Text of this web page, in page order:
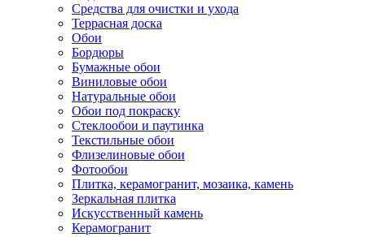
Средства для очистки и ухода
Террасная доска
Обои
Бордюры
Бумажные обои
Виниловые обои
Натуральные обои
Обои под покраску
Стеклообои и паутинка
Текстильные обои
Флизелиновые обои
Фотообои
Плитка, керамогранит, мозаика, камень
Зеркальная плитка
Искусственный камень
Керамогранит